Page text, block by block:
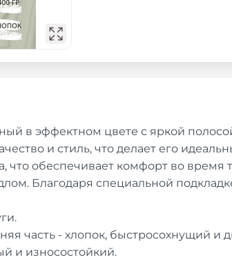
в эффектном цвете с яркой
и стиль, что делает его
что обеспечивает комфорт во
Благодаря специальной
часть - хлопок, быстросохнущий
и износостойкий.